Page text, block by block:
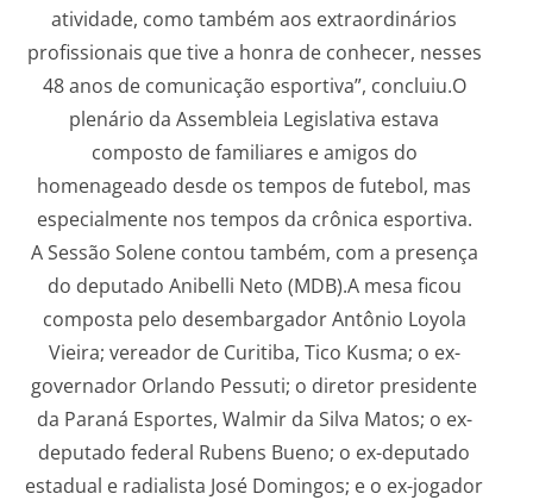
atividade, como também aos extraordinários
profissionais que tive a honra de conhecer, nesses
48 anos de comunicação esportiva”, concluiu.O
plenário da Assembleia Legislativa estava
composto de familiares e amigos do
homenageado desde os tempos de futebol, mas
especialmente nos tempos da crônica esportiva.
A Sessão Solene contou também, com a presença
do deputado Anibelli Neto (MDB).A mesa ficou
composta pelo desembargador Antônio Loyola
Vieira; vereador de Curitiba, Tico Kusma; o ex-
governador Orlando Pessuti; o diretor presidente
da Paraná Esportes, Walmir da Silva Matos; o ex-
deputado federal Rubens Bueno; o ex-deputado
estadual e radialista José Domingos; e o ex-jogador